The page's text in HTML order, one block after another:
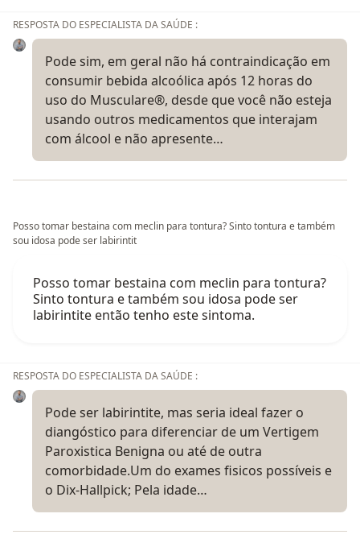
RESPOSTA DO ESPECIALISTA DA SAÚDE :
Pode sim, em geral não há contraindicação em
consumir bebida alcoólica após 12 horas do
uso do Musculare®, desde que você não esteja
usando outros medicamentos que interajam
com álcool e não apresente…
Posso tomar bestaina com meclin para tontura? Sinto tontura e também
sou idosa pode ser labirintit
Posso tomar bestaina com meclin para tontura?
Sinto tontura e também sou idosa pode ser
labirintite então tenho este sintoma.
RESPOSTA DO ESPECIALISTA DA SAÚDE :
Pode ser labirintite, mas seria ideal fazer o
diangóstico para diferenciar de um Vertigem
Paroxistica Benigna ou até de outra
comorbidade.Um do exames fisicos possíveis e
o Dix-Hallpick; Pela idade…